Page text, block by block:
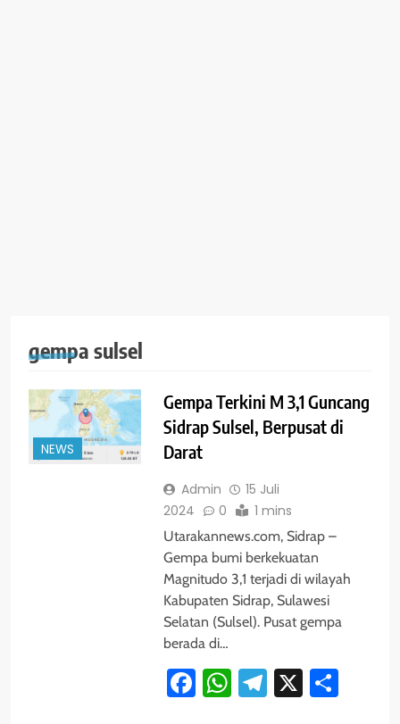
gempa sulsel
NEWS
Gempa Terkini M 3,1 Guncang
Sidrap Sulsel, Berpusat di
Darat
Admin
15 Juli
2024
0 1 mins
Utarakannews.com, Sidrap –
Gempa bumi berkekuatan
Magnitudo 3,1 terjadi di wilayah
Kabupaten Sidrap, Sulawesi
Selatan (Sulsel). Pusat gempa
berada di…
Facebook
WhatsApp
Telegram
X